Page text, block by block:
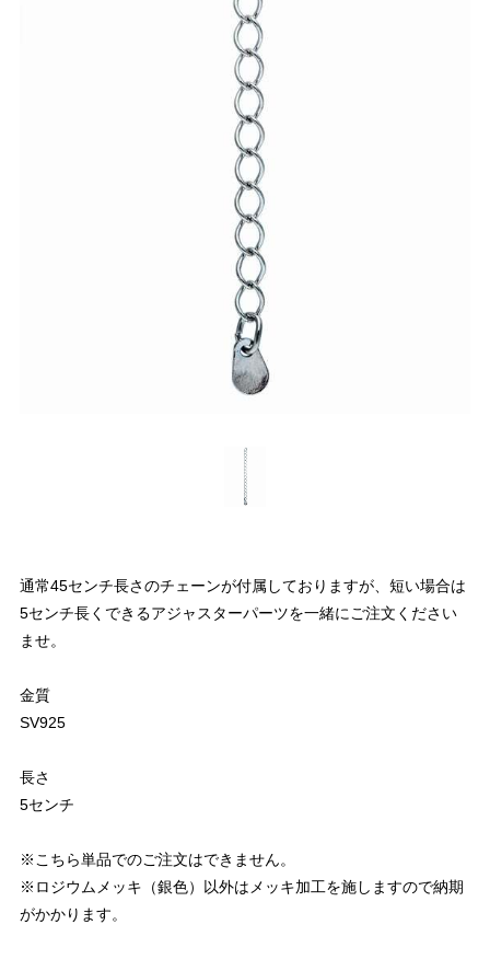
通常45センチ長さのチェーンが付属しておりますが、短い場合は
5センチ長くできるアジャスターパーツを一緒にご注文ください
ませ。
金質
SV925
長さ
5センチ
※こちら単品でのご注文はできません。
※ロジウムメッキ（銀色）以外はメッキ加工を施しますので納期
がかかります。